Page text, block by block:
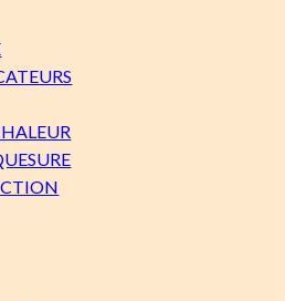
Manitoba R3T 4E1, Canada